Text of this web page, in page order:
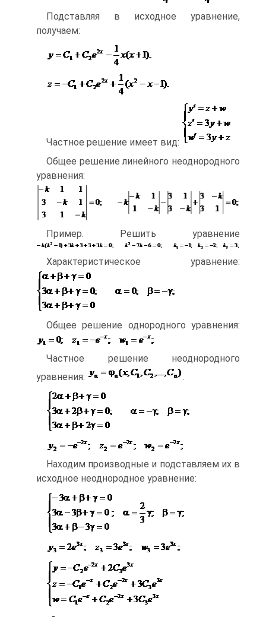
Подставляя в исходное уравнение,
получаем:
Частное решение имеет вид:
Общее решение линейного неоднородного
уравнения:
Пример. Решить уравнение
Характеристическое уравнение:
Общее решение однородного уравнения:
Частное решение неоднородного
уравнения:
.
Находим производные и подставляем их в
исходное неоднородное уравнение: